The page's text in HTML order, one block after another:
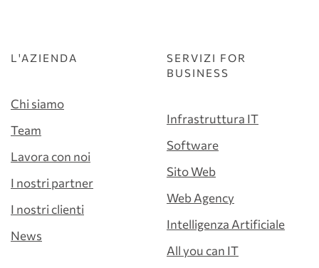
L'AZIENDA
Chi siamo
Team
Lavora con noi
I nostri partner
I nostri clienti
News
SERVIZI FOR
BUSINESS
Infrastruttura IT
Software
Sito Web
Web Agency
Intelligenza Artificiale
All you can IT